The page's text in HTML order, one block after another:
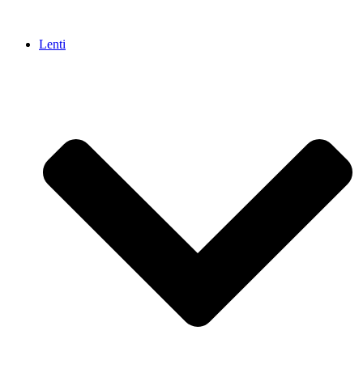
Lenti